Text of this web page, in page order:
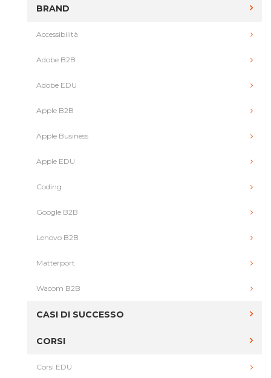
BRAND
Accessibilità
Adobe B2B
Adobe EDU
Apple B2B
Apple Business
Apple EDU
Coding
Google B2B
Lenovo B2B
Matterport
Wacom B2B
CASI DI SUCCESSO
CORSI
Corsi EDU